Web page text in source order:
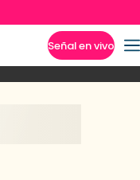
Señal en vivo
VAR-After del baile